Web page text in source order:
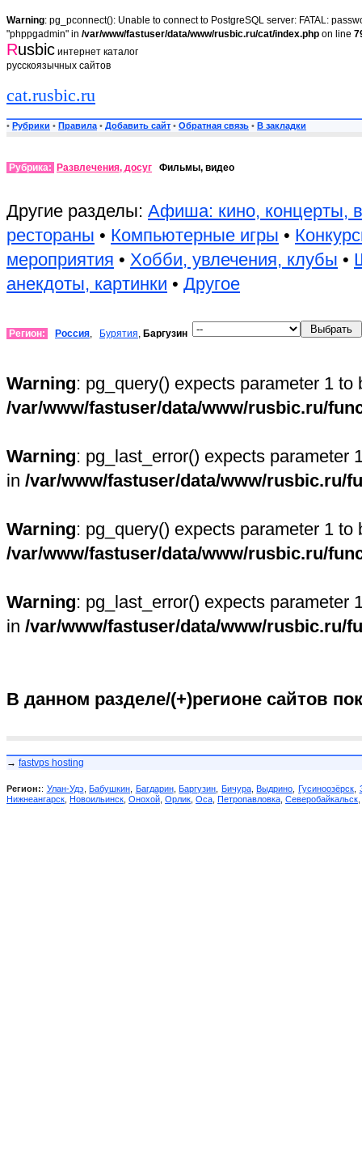
Warning: pg_pconnect(): Unable to connect to PostgreSQL server: FATAL:
"phppgadmin" in /var/www/fastuser/data/www/rusbic.ru/cat/index.php on line
Rusbic интернет каталог
русскоязычных сайтов
cat.rusbic.ru
• Рубрики • Правила • Добавить сайт • Обратная связь • В закладки
Рубрика: Развлечения, досуг Фильмы, видео
Другие разделы: Афиша: кино, концерты,
рестораны • Компьютерные игры •
мероприятия • Хобби, увлечения, клубы •
анекдоты, картинки • Другое
Регион: Россия, Бурятия, Баргузин
Warning: pg_query() expects parameter 1
/var/www/fastuser/data/www/rusbic.ru/
Warning: pg_last_error() expects parameter
in /var/www/fastuser/data/www/rusbic.ru/
Warning: pg_query() expects parameter 1
/var/www/fastuser/data/www/rusbic.ru/
Warning: pg_last_error() expects parameter
in /var/www/fastuser/data/www/rusbic.ru/
В данном разделе/(+)регионе сайтов
→ fastvps hosting
Регион:: Улан-Удэ ,Бабушкин Багдарин,Баргузин Бичура,Выдрино Гусиноозёрск,
Нижнеангарск Новоильинск Онохой Орлик Оса Петропавловка Северобайкальск